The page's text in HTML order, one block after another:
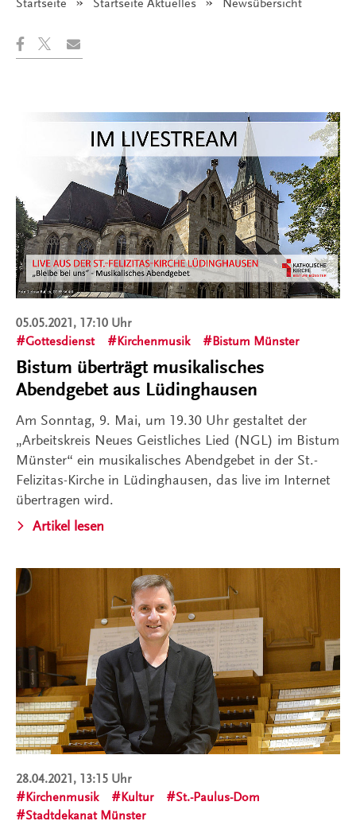
Startseite Startseite Aktuelles Angezeigt:
Newsübersicht
05.05.2021, 17:10 Uhr
Gottesdienst
Kirchenmusik Bistum Münster
Bistum überträgt musikalisches
Abendgebet aus Lüdinghausen
Am Sonntag, 9. Mai, um 19.30 Uhr gestaltet der
„Arbeitskreis Neues Geistliches Lied (NGL) im Bistum
Münster“ ein musikalisches Abendgebet in der St.-
Felizitas-Kirche in Lüdinghausen, das live im Internet
übertragen wird.
Artikel lesen
28.04.2021, 13:15 Uhr
Kirchenmusik
Kultur
St.-Paulus-Dom
Stadtdekanat Münster